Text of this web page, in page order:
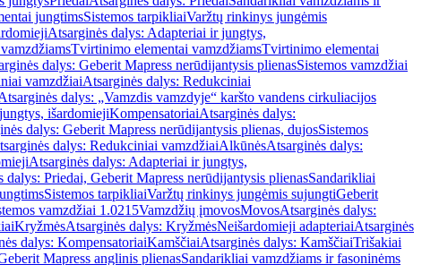
jungtimsSistemos tarpikliaiVaržtų rinkinys jungėmis
Atsarginės dalys: Adapteriai ir jungtys,
Tvirtinimo elementai vamzdžiamsTvirtinimo elementai
dalys: Geberit Mapress nerūdijantysis plienasSistemos vamzdžiai
vamzdžiaiAtsarginės dalys: Redukciniai
dalys: „Vamzdis vamzdyje“ karšto vandens cirkuliacijos
išardomiejiKompensatoriaiAtsarginės dalys:
dalys: Geberit Mapress nerūdijantysis plienas, dujosSistemos
dalys: Redukciniai vamzdžiaiAlkūnėsAtsarginės dalys:
Atsarginės dalys: Adapteriai ir jungtys,
dalys: Priedai, Geberit Mapress nerūdijantysis plienasSandarikliai
Sistemos tarpikliaiVaržtų rinkinys jungėmis sujungtiGeberit
vamzdžiai 1.0215Vamzdžių įmovosMovosAtsarginės dalys:
KryžmėsAtsarginės dalys: KryžmėsNeišardomieji adapteriaiAtsarginės
dalys: KompensatoriaiKamščiaiAtsarginės dalys: KamščiaiTrišakiai
Mapress anglinis plienasSandarikliai vamzdžiams ir fasoninėms